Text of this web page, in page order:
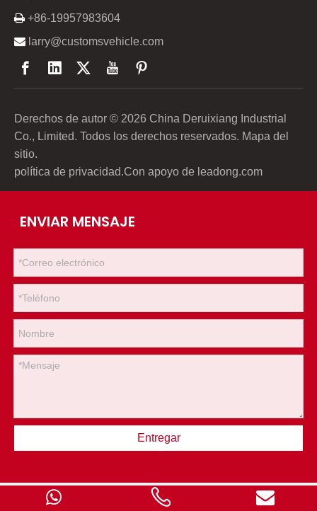
 +86-19957983604
 larry@customsvehicle.com
Derechos de autor © 2026 China Deruixiang Industrial
Co., Limited. Todos los derechos reservados. Mapa del
sitio.
política de privacidad.Con apoyo de leadong.com
ENVIAR MENSAJE
Entregar